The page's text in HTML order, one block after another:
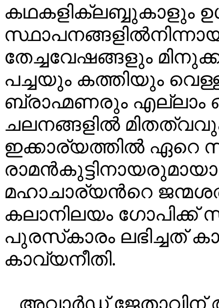
കഥകളിക്ലബ്ബുകാളും
തേച്ചവേഷങ്ങളും
പച്ചയും കത്തിയും
ബ്രാഹ്മണരും എല്ലാം
ചലനങ്ങളിൽ
ഇക്കാര്യത്തിൽ ഏറെ
മഹാചാര്യൻറെ
കലാനിലയം ഗോപിക്ക്
പുരസ്‌കാരം ലഭിച്ചത്
കാവ്യനീതി.
അവാർഡ്